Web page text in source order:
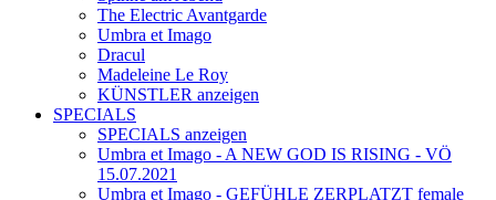
The Electric Avantgarde
Umbra et Imago
Dracul
Madeleine Le Roy
KÜNSTLER anzeigen
SPECIALS
SPECIALS anzeigen
Umbra et Imago - A NEW GOD IS RISING - VÖ
15.07.2021
Umbra et Imago - GEFÜHLE ZERPLATZT female